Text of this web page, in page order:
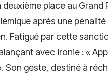
place au
après une
Fatigué par cette
avec ironie : «
Son geste, destiné à